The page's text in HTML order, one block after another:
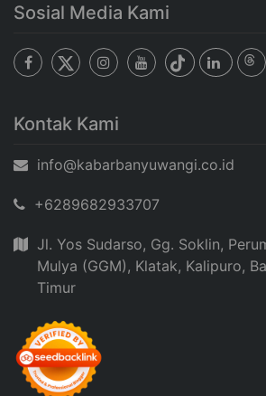
Sosial Media Kami
Kontak Kami
info@kabarbanyuwangi.co.id
+6289682933707
Jl. Yos Sudarso, Gg. Soklin,
Mulya (GGM), Klatak, Kalipuro,
Timur